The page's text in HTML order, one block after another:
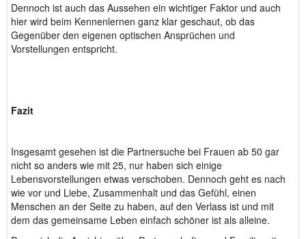
Dennoch ist auch das Aussehen ein wichtiger Faktor und auch
hier wird beim Kennenlernen ganz klar geschaut, ob das
Gegenüber den eigenen optischen Ansprüchen und
Vorstellungen entspricht.
Fazit
Insgesamt gesehen ist die Partnersuche bei Frauen ab 50 gar
nicht so anders wie mit 25, nur haben sich einige
Lebensvorstellungen etwas verschoben. Dennoch geht es nach
wie vor und Liebe, Zusammenhalt und das Gefühl, einen
Menschen an der Seite zu haben, auf den Verlass ist und mit
dem das gemeinsame Leben einfach schöner ist als alleine.